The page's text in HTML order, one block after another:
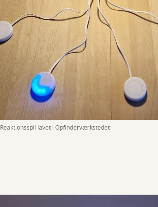
Reaktionsspil lavet i Opfinderværkstedet